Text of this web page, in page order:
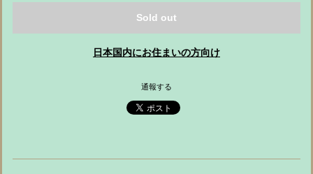
Sold out
日本国内にお住まいの方向け
通報する